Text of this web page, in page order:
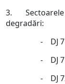
3. Sectoarele
degradări:
- DJ 712 A
- DJ 714
- DJ 720 A